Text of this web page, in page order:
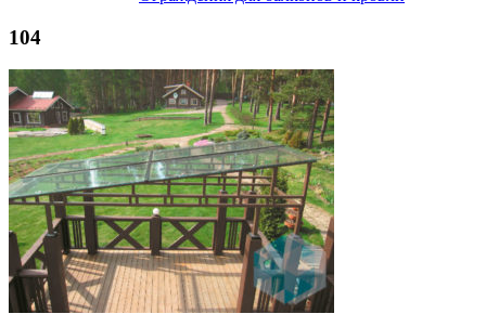
104